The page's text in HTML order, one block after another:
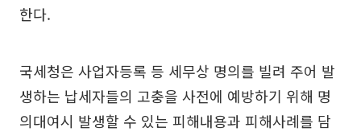
한다.
국세청은 사업자등록 등 세무상 명의를 빌려 주어 발
생하는 납세자들의 고충을 사전에 예방하기 위해 명
의대여시 발생할 수 있는 피해내용과 피해사례를 담